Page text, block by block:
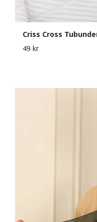
Criss Cross
49 kr